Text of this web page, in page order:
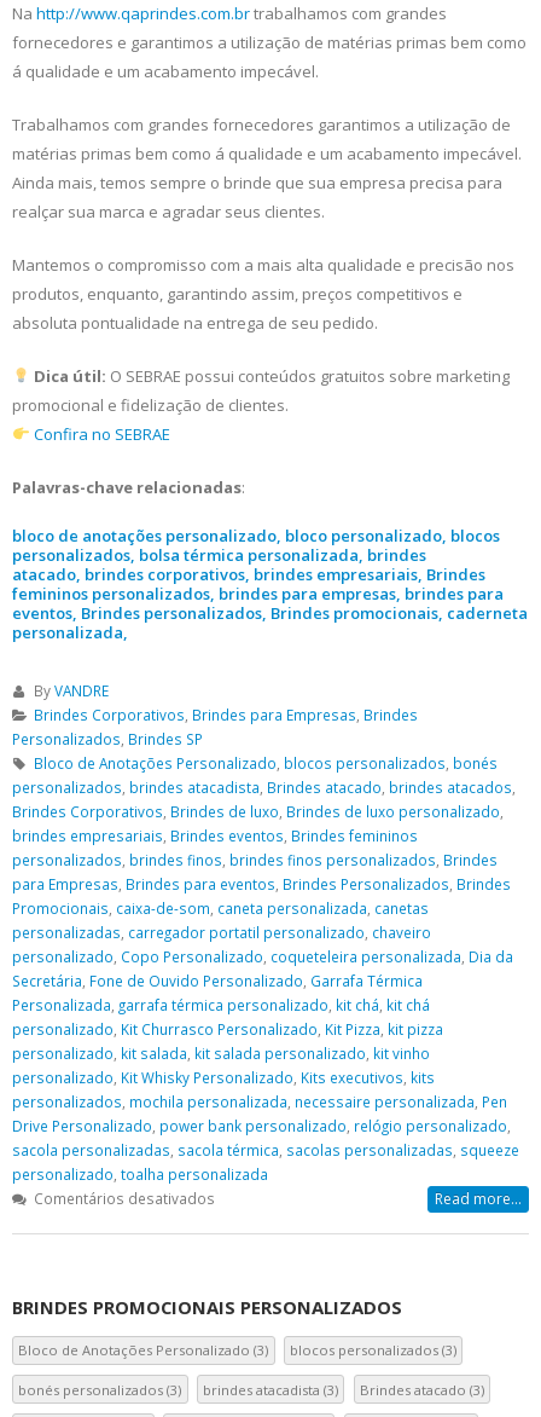
Na http://www.qaprindes.com.brtrabalhamos com grandes
fornecedores e garantimos a utilização de matérias primas bem como
á qualidade e um acabamento impecável.
Trabalhamos com grandes fornecedores garantimos a utilização de
matérias primas bem como á qualidade e um acabamento impecável.
Ainda mais, temos sempre o brinde que sua empresa precisa para
realçar sua marca e agradar seus clientes.
Mantemos o compromisso com a mais alta qualidade e precisão nos
produtos, enquanto, garantindo assim, preços competitivos e
absoluta pontualidade na entrega de seu pedido.
Dica útil: O SEBRAE possui conteúdos gratuitos sobre marketing
promocional e fidelização de clientes.
Confira no SEBRAE
Palavras-chave relacionadas:
bloco de anotações personalizado, bloco personalizado, blocos
personalizados, bolsa térmica personalizada, brindes
atacado, brindes corporativos, brindes empresariais, Brindes
femininos personalizados, brindes para empresas, brindes para
eventos, Brindes personalizados, Brindes promocionais, caderneta
personalizada,
ByVANDRE
Brindes Corporativos Brindes para Empresas Brindes
Personalizados Brindes SP
Bloco de Anotações Personalizado blocos personalizados bonés
personalizados brindes atacadista Brindes atacado brindes atacados
Brindes Corporativos Brindes de luxo Brindes de luxo personalizado
brindes empresariais Brindes eventos Brindes femininos
personalizados brindes finos brindes finos personalizados Brindes
para Empresas Brindes para eventos Brindes Personalizados Brindes
Promocionais caixa-de-som caneta personalizada canetas
personalizadas carregador portatil personalizado chaveiro
personalizado Copo Personalizado coqueteleira personalizada Dia da
Secretária Fone de Ouvido Personalizado Garrafa Térmica
Personalizada garrafa térmica personalizado kit chá kit chá
personalizado Kit Churrasco Personalizado Kit Pizza kit pizza
personalizado kit salada kit salada personalizado kit vinho
personalizado Kit Whisky Personalizado Kits executivos kits
personalizados mochila personalizada necessaire personalizada Pen
Drive Personalizado power bank personalizado relógio personalizado
sacola personalizadas sacola térmica sacolas personalizadas squeeze
personalizado toalha personalizada
Comentários desativadosem
Read more...
BRINDES PROMOCIONAIS PERSONALIZADOS
Bloco de Anotações Personalizado (3) blocos personalizados (3)
bonés personalizados (3) brindes atacadista (3) Brindes atacado (3)